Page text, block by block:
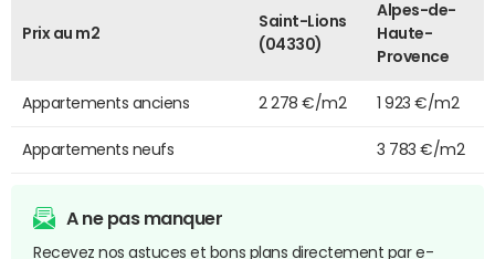
Prix au m2
Saint-Lions
(04330)
Alpes-de-
Haute-
Provence
Appartements anciens 2 278 €/m2 1 923 €/m2
Appartements neufs 3 783 €/m2
A ne pas manquer
Recevez nos astuces et bons plans directement par e-